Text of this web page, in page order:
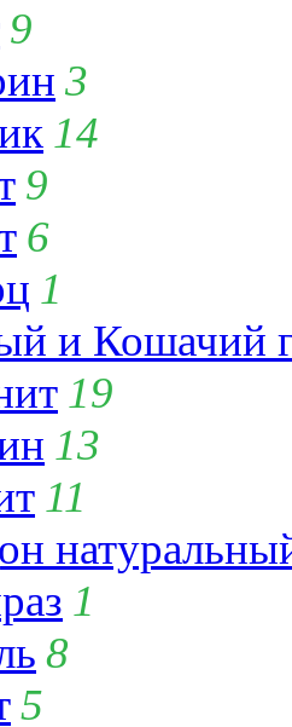
9
3
14
9
6
1
и Кошачий
19
13
11
1
8
5